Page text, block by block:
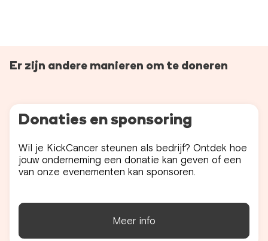
Er zijn andere manieren om te doneren
Donaties en sponsoring
Wil je KickCancer steunen als bedrijf? Ontdek hoe
jouw onderneming een donatie kan geven of een
van onze evenementen kan sponsoren.
Meer info